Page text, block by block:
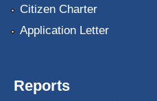
Citizen Charter
Application Letter
Reports